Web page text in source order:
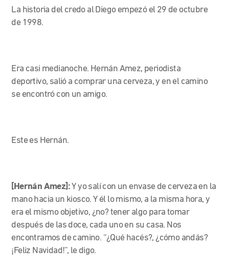
La historia del credo al Diego empezó el 29 de octubre
de 1998.
Era casi medianoche. Hernán Amez, periodista
deportivo, salió a comprar una cerveza, y en el camino
se encontró con un amigo.
Este es Hernán.
[Hernán Amez]:Y yo salí con un envase de cerveza en la
mano hacia un kiosco. Y él lo mismo, a la misma hora, y
era el mismo objetivo, ¿no? tener algo para tomar
después de las doce, cada uno en su casa. Nos
encontramos de camino. “¿Qué hacés?, ¿cómo andás?
¡Feliz Navidad!”, le digo.